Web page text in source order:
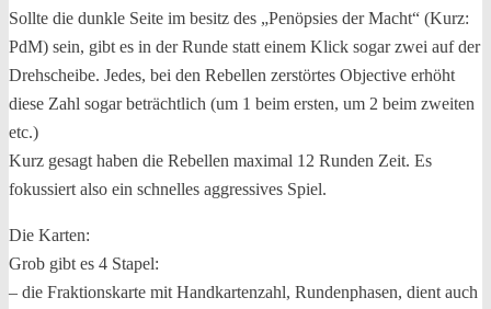
Sollte die dunkle Seite im besitz des „Penöpsies der Macht“ (Kurz:
PdM) sein, gibt es in der Runde statt einem Klick sogar zwei auf der
Drehscheibe. Jedes, bei den Rebellen zerstörtes Objective erhöht
diese Zahl sogar beträchtlich (um 1 beim ersten, um 2 beim zweiten
etc.)
Kurz gesagt haben die Rebellen maximal 12 Runden Zeit. Es
fokussiert also ein schnelles aggressives Spiel.
Die Karten:
Grob gibt es 4 Stapel:
– die Fraktionskarte mit Handkartenzahl, Rundenphasen, dient auch